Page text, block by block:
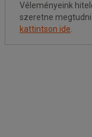
Véleményeink
szeretne
kattintson ide